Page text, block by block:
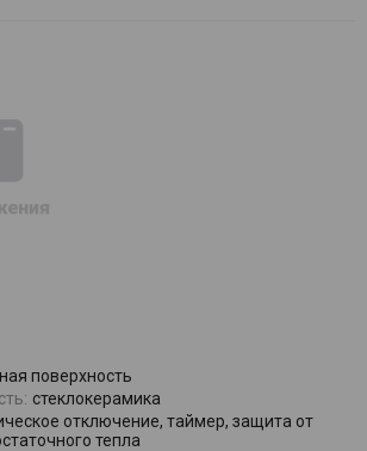
поверхность
стеклокерамика
отключение, таймер, защита от
тепла